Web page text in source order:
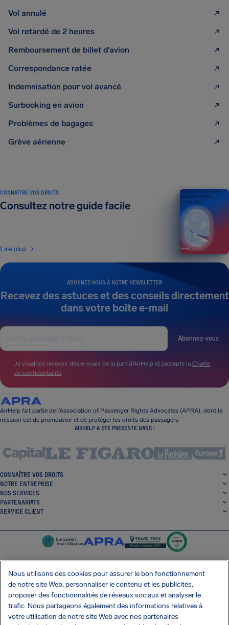
Vol annulé
Vol retardé de 2 heures
Remboursement de billet d'avion
Correspondance ratée
Indemnisation pour vol avancé
Surbooking en avion
Problèmes de bagages
Grève aérienne
ABONNEZ-VOUS À NOTRE NEWSLETTER
Recevez des astuces et des conseils directement
dans votre boîte e-mail
Abonnez-vous
Je voudrais recevoir des e-mails de la part d’AirHelp et j’accepte la Charte
de confidentialité.
CONNAÎTRE VOS DROITS
Consultez notre guide facile
Lire plus
Un guide des droits des
passagers aériens
ÉDITION 2026
AirHelp fait partie de l’Association of Passenger Rights Advocates (APRA), dont la
mission est de promouvoir et de protéger les droits des passagers.
AIRHELP A ÉTÉ PRÉSENTÉ DANS :
CONNAÎTRE VOS DROITS
NOTRE ENTREPRISE
NOS SERVICES
PARTENARIATS
SERVICE CLIENT
SocialFacebook
SocialTwitter
SocialInstagram
SocialLinkedin
OBTENEZ NOTRE APPLI GRATUITE
Nous utilisons des cookies pour assurer le bon fonctionnement
de notre site Web, personnaliser le contenu et les publicités,
proposer des fonctionnalités de réseaux sociaux et analyser le
trafic. Nous partageons également des informations relatives à
votre utilisation de notre site Web avec nos partenaires